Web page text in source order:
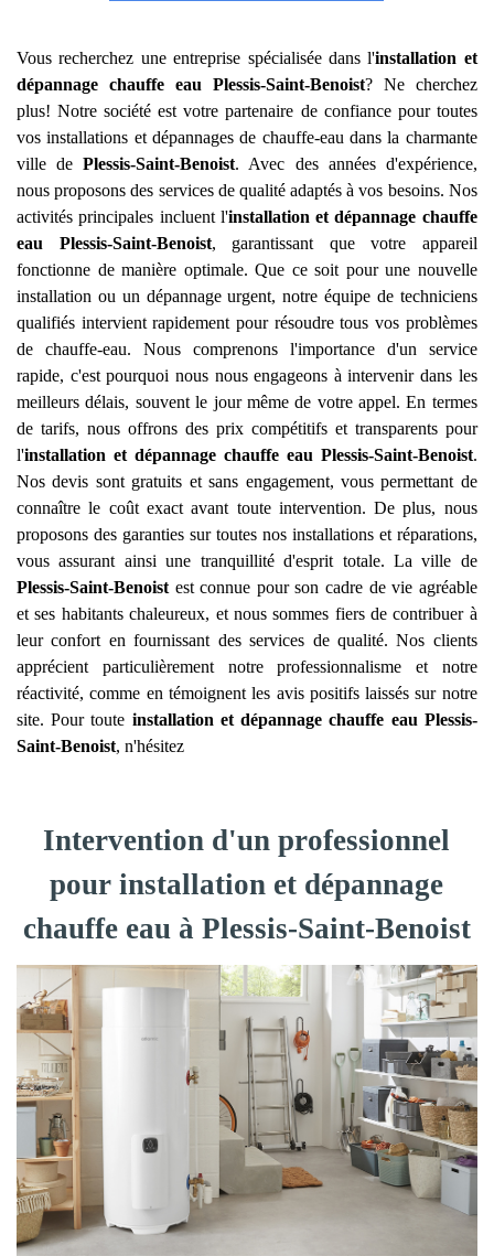
Vous recherchez une entreprise spécialisée dans l'installation et
dépannage chauffe eau
Plessis-Saint-Benoist? Ne cherchez
plus! Notre société est votre partenaire de confiance pour toutes
vos installations et dépannages de chauffe-eau dans la charmante
ville dePlessis-Saint-Benoist. Avec des années d'expérience,
nous proposons des services de qualité adaptés à vos besoins. Nos
activités principales incluent l'installation et dépannage chauffe
eau
Plessis-Saint-Benoist, garantissant que votre appareil
fonctionne de manière optimale. Que ce soit pour une nouvelle
installation ou un dépannage urgent, notre équipe de techniciens
qualifiés intervient rapidement pour résoudre tous vos problèmes
de chauffe-eau. Nous comprenons l'importance d'un service
rapide, c'est pourquoi nous nous engageons à intervenir dans les
meilleurs délais, souvent le jour même de votre appel. En termes
de tarifs, nous offrons des prix compétitifs et transparents pour
l'installation et dépannage chauffe eau Plessis-Saint-Benoist.
Nos devis sont gratuits et sans engagement, vous permettant de
connaître le coût exact avant toute intervention. De plus, nous
proposons des garanties sur toutes nos installations et réparations,
vous assurant ainsi une tranquillité d'esprit totale. La ville de
Plessis-Saint-Benoist est connue pour son cadre de vie agréable
et ses habitants chaleureux, et nous sommes fiers de contribuer à
leur confort en fournissant des services de qualité. Nos clients
apprécient particulièrement notre professionnalisme et notre
réactivité, comme en témoignent les avis positifs laissés sur notre
site. Pour toute installation et dépannage chauffe eau Plessis-
Saint-Benoist, n'hésitez
Intervention d'un professionnel
pour installation et dépannage
chauffe eau à Plessis-Saint-Benoist